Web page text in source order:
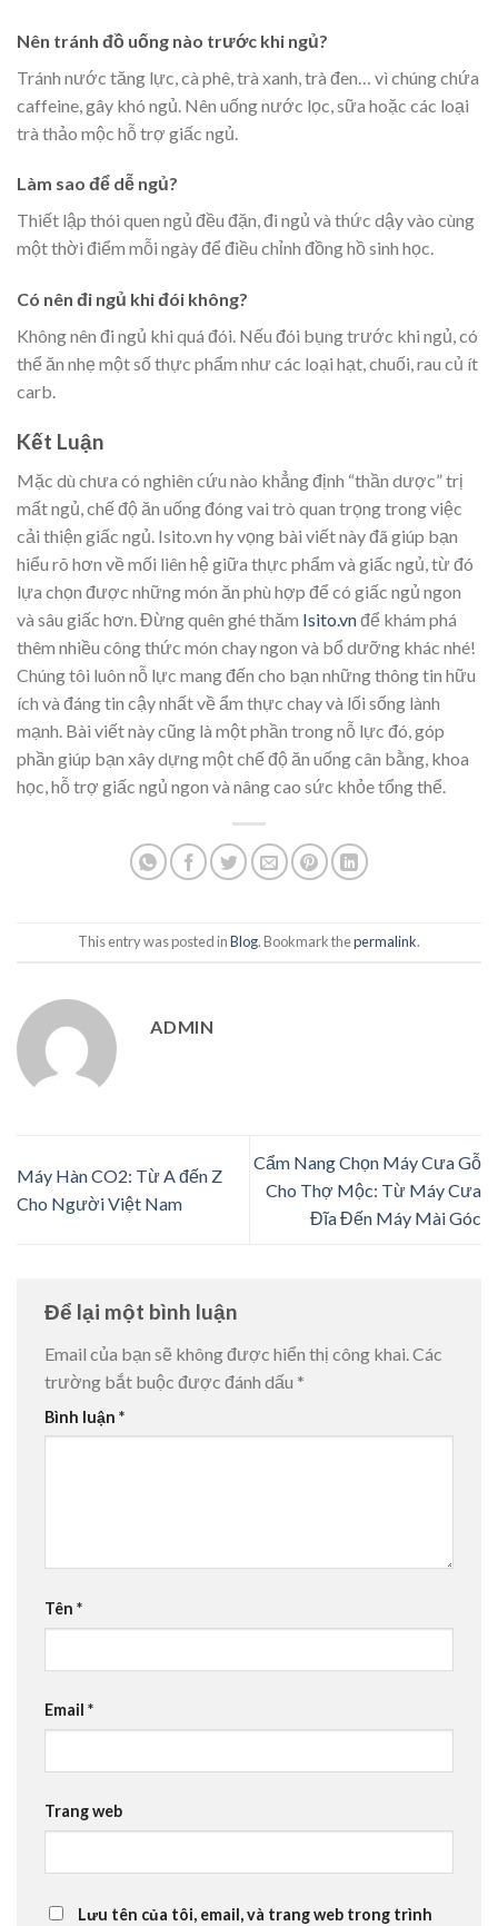
Nên tránh đồ uống nào trước khi ngủ?
Tránh nước tăng lực, cà phê, trà xanh, trà đen… vì chúng chứa
caffeine, gây khó ngủ. Nên uống nước lọc, sữa hoặc các loại
trà thảo mộc hỗ trợ giấc ngủ.
Làm sao để dễ ngủ?
Thiết lập thói quen ngủ đều đặn, đi ngủ và thức dậy vào cùng
một thời điểm mỗi ngày để điều chỉnh đồng hồ sinh học.
Có nên đi ngủ khi đói không?
Không nên đi ngủ khi quá đói. Nếu đói bụng trước khi ngủ, có
thể ăn nhẹ một số thực phẩm như các loại hạt, chuối, rau củ ít
carb.
Kết Luận
Mặc dù chưa có nghiên cứu nào khẳng định “thần dược” trị
mất ngủ, chế độ ăn uống đóng vai trò quan trọng trong việc
cải thiện giấc ngủ. Isito.vn hy vọng bài viết này đã giúp bạn
hiểu rõ hơn về mối liên hệ giữa thực phẩm và giấc ngủ, từ đó
lựa chọn được những món ăn phù hợp để có giấc ngủ ngon
và sâu giấc hơn. Đừng quên ghé thăm Isito.vnđể khám phá
thêm nhiều công thức món chay ngon và bổ dưỡng khác nhé!
Chúng tôi luôn nỗ lực mang đến cho bạn những thông tin hữu
ích và đáng tin cậy nhất về ẩm thực chay và lối sống lành
mạnh. Bài viết này cũng là một phần trong nỗ lực đó, góp
phần giúp bạn xây dựng một chế độ ăn uống cân bằng, khoa
học, hỗ trợ giấc ngủ ngon và nâng cao sức khỏe tổng thể.
This entry was posted inBlog. Bookmark thepermalink.
ADMIN
Máy Hàn CO2: Từ A đến Z
Cho Người Việt Nam
Cẩm Nang Chọn Máy Cưa Gỗ
Cho Thợ Mộc: Từ Máy Cưa
Đĩa Đến Máy Mài Góc
Để lại một bình luận
Email của bạn sẽ không được hiển thị công khai. Các
trường bắt buộc được đánh dấu *
Bình luận *
Tên *
Email *
Trang web
Lưu tên của tôi, email, và trang web trong trình